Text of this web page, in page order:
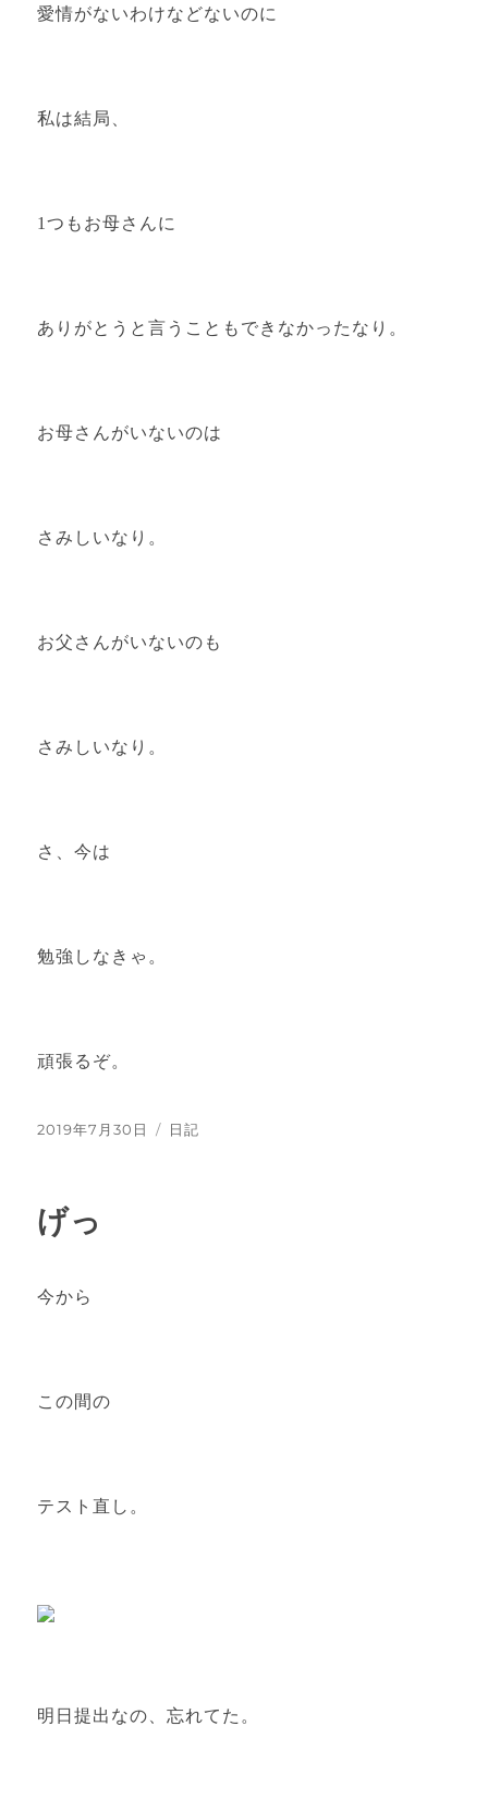
愛情がないわけなどないのに
私は結局、
1つもお母さんに
ありがとうと言うこともできなかったなり。
お母さんがいないのは
さみしいなり。
お父さんがいないのも
さみしいなり。
さ、今は
勉強しなきゃ。
頑張るぞ。
投
2019年7月30日
カ
日記
げっ
今から
この間の
テスト直し。
明日提出なの、忘れてた。